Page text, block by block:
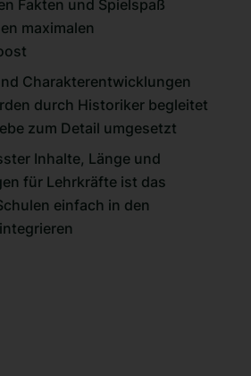
Fakten und Spielspaß
maximalen
Charakterentwicklungen
durch Historiker begleitet
zum Detail umgesetzt
Inhalte, Länge und
für Lehrkräfte ist das
einfach in den